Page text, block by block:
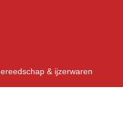
& ijzerwaren